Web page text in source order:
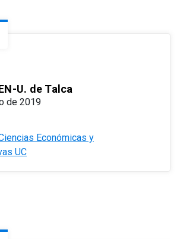
U. de Talca
de 2019
Económicas y
UC